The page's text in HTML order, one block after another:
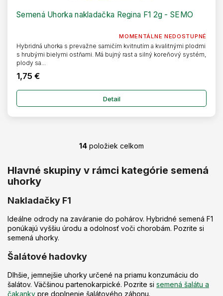
Semená Uhorka nakladačka Regina F1 2g - SEMO
MOMENTÁLNE NEDOSTUPNÉ
1,75 €
Detail
Hybridná uhorka s prevažne samičím kvitnutím a kvalitnými plodmi
s hrubými bielymi ostňami. Má bujný rast a silný koreňový systém,
plody sa...
O
l
i
e
y
v
ý
14 položiek celkom
Hlavné skupiny v rámci kategórie semená
uhorky
Nakladačky F1
Ideálne odrody na zaváranie do pohárov. Hybridné semená F1
ponúkajú vyššiu úrodu a odolnosť voči chorobám. Pozrite si
semená uhorky.
Šalátové hadovky
Dlhšie, jemnejšie uhorky určené na priamu konzumáciu do
šalátov. Väčšinou partenokarpické. Pozrite si semená šalátu a
čakanky pre doplnenie šalátového záhonu.